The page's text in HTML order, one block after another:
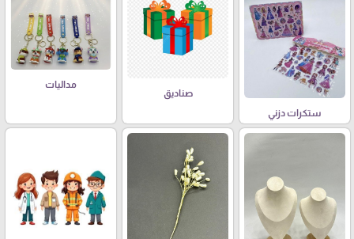
ستكرات دزني
صناديق
مداليات